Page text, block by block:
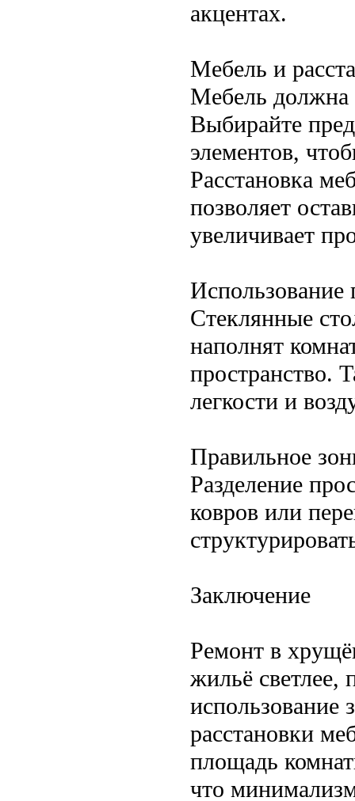
акцентах.
Мебель и
Мебель должна
Выбирайте
элементов,
Расстановка
позволяет
увеличивает
Использование
Стеклянные
наполнят
пространство.
легкости и
Правильное
Разделение
ковров или
Заключение
Ремонт в
жильё светлее,
использование
расстановки
площадь
что